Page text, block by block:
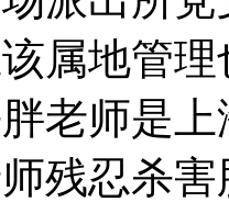
属地管
老师是
残忍杀